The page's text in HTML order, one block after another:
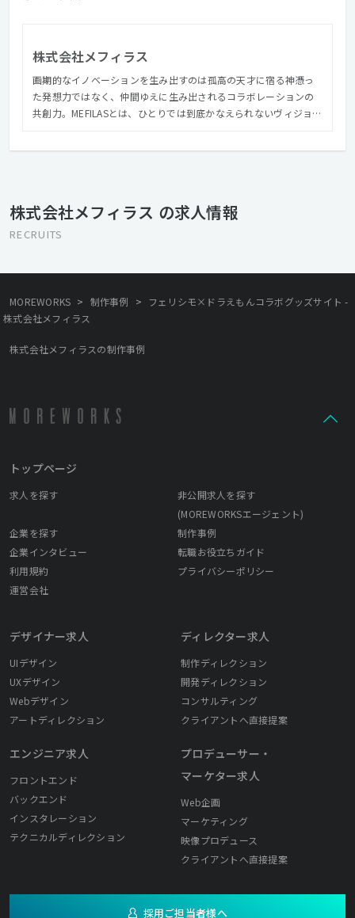
株式会社メフィラス
画期的なイノベーションを生み出すのは孤高の天才に宿る神憑っ
た発想力ではなく、仲間ゆえに生み出されるコラボレーションの
共創力。MEFILASとは、ひとりでは到底かなえられないヴィジョン
激しあえる人材を募集しています。
株式会社メフィラス の求人情報
RECRUITS
MOREWORKS > 制作事例 > フェリシモ×ドラえもんコラボグッズサイト -
株式会社メフィラス
株式会社メフィラスの制作事例
トップページ
求人を探す
非公開求人を探す
(MOREWORKSエージェント)
企業を探す
制作事例
企業インタビュー
転職お役立ちガイド
利用規約
プライバシーポリシー
運営会社
デザイナー求人
UIデザイン
UXデザイン
Webデザイン
アートディレクション
エンジニア求人
フロントエンド
バックエンド
インスタレーション
テクニカルディレクション
ディレクター求人
制作ディレクション
開発ディレクション
コンサルティング
クライアントへ直接提案
プロデューサー・
マーケター求人
Web企画
マーケティング
映像プロデュース
クライアントへ直接提案
採用ご担当者様へ